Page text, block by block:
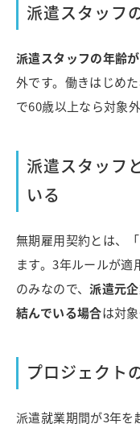
派遣スタッフ
派遣スタッフの年齢
外です。働きはじめ
で60歳以上なら対象外
派遣スタッフ
いる
無期雇用契約とは、
ます。3年ルールが適
のみなので、派遣元
結んでいる場合は対象
プロジェクト
派遣就業期間が3年を